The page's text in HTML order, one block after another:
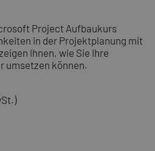
Project Aufbaukurs
in der Projektplanung mit
Ihnen, wie Sie Ihre
umsetzen können.